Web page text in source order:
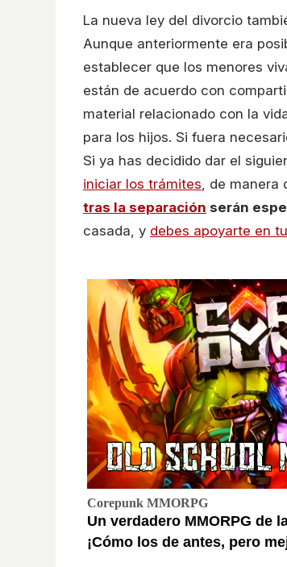
La nueva ley del divorcio
Aunque anteriormente era
establecer que los menores
están de acuerdo con
material relacionado con la
para los hijos. Si fuera
Si ya has decidido dar el
iniciar los trámites, de manera
tras la separación serán
casada, y debes apoyarte en
Corepunk MMORPG
Un verdadero MMORPG de
¡Cómo los de antes, pero